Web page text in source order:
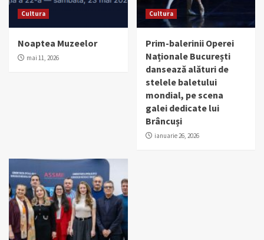
Cultura
Noaptea Muzeelor
mai 11, 2026
Cultura
Prim-balerinii Operei
Naționale București
dansează alături de
stelele baletului
mondial, pe scena
galei dedicate lui
Brâncuși
ianuarie 26, 2026